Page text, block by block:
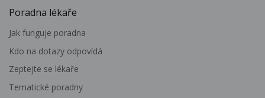
Poradna lékaře
Jak funguje poradna
Kdo na dotazy odpovídá
Zeptejte se lékaře
Tematické poradny